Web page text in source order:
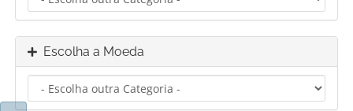
Escolha a Moeda